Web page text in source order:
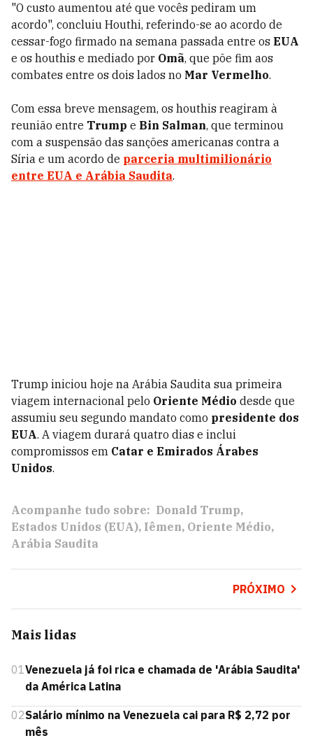
"O custo aumentou até que vocês pediram um
acordo", concluiu Houthi, referindo-se ao acordo de
cessar-fogo firmado na semana passada entre os EUA
e os houthis e mediado por Omã, que põe fim aos
combates entre os dois lados no Mar Vermelho.
Com essa breve mensagem, os houthis reagiram à
reunião entre Trump e Bin Salman, que terminou
com a suspensão das sanções americanas contra a
Síria e um acordo de parceria multimilionário
entre EUA e Arábia Saudita.
Trump iniciou hoje na Arábia Saudita sua primeira
viagem internacional pelo Oriente Médio desde que
assumiu seu segundo mandato como presidente dos
EUA. A viagem durará quatro dias e inclui
compromissos em Catar e Emirados Árabes
Unidos.
Acompanhe tudo sobre: Donald Trump
Estados Unidos (EUA) Iêmen Oriente Médio
Arábia Saudita
PRÓXIMO
Mais lidas
01Venezuela já foi rica e chamada de 'Arábia Saudita'
da América Latina
02Salário mínimo na Venezuela cai para R$ 2,72 por
mês